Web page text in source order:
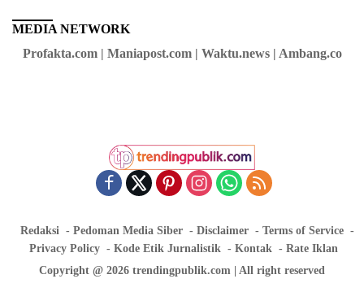
MEDIA NETWORK
Profakta.com | Maniapost.com | Waktu.news | Ambang.co
Redaksi Pedoman Media Siber Disclaimer
Terms of Service
Privacy Policy
Kode Etik Jurnalistik Kontak
Rate Iklan
Copyright @ 2026 trendingpublik.com | All right reserved